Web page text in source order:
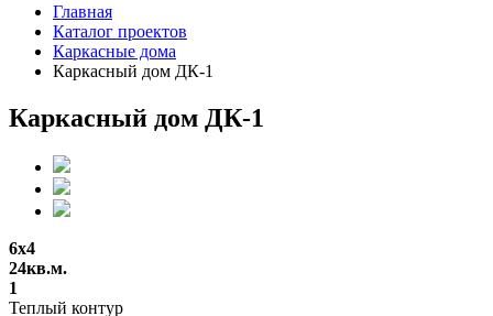
Главная
Каталог проектов
Каркасные дома
Каркасный дом ДК-1
Каркасный дом ДК-1
6х4
24кв.м.
1
Теплый контур